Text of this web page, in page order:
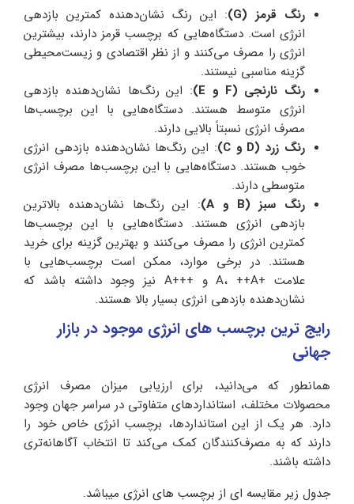
رنگ قرمز (G)
: این رنگ نشان‌دهنده کمترین بازدهی
انرژی است. دستگاه‌هایی که برچسب قرمز دارند، بیشترین
انرژی را مصرف می‌کنند و از نظر اقتصادی و زیست‌محیطی
گزینه مناسبی نیستند.
رنگ نارنجی (F و E)
: این رنگ‌ها نشان‌دهنده بازدهی
انرژی متوسط هستند. دستگاه‌هایی با این برچسب‌ها
مصرف انرژی نسبتاً بالایی دارند.
رنگ زرد (D و C)
: این رنگ‌ها نشان‌دهنده بازدهی انرژی
خوب هستند. دستگاه‌هایی با این برچسب‌ها مصرف انرژی
متوسطی دارند.
رنگ سبز (B و A)
: این رنگ‌ها نشان‌دهنده بالاترین
بازدهی انرژی هستند. دستگاه‌هایی با این برچسب‌ها
کمترین انرژی را مصرف می‌کنند و بهترین گزینه برای خرید
هستند. در برخی موارد، ممکن است برچسب‌هایی با
علامت +A، ++A و +++A نیز وجود داشته باشد که
نشان‌دهنده بازدهی انرژی بسیار بالا هستند.
رایج ترین برچسب های انرژی موجود در بازار
جهانی
همانطور که می‌دانید، برای ارزیابی میزان مصرف انرژی
محصولات مختلف، استانداردهای متفاوتی در سراسر جهان وجود
دارد. هر یک از این استانداردها، برچسب انرژی خاص خود را
دارند که به مصرف‌کنندگان کمک می‌کند تا انتخاب آگاهانه‌تری
داشته باشند.
جدول زیر مقایسه ای از برچسب های انرژی میباشد.